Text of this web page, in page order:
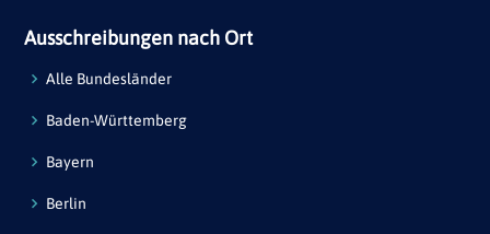
Ausschreibungen nach Ort
Alle Bundesländer
Baden-Württemberg
Bayern
Berlin